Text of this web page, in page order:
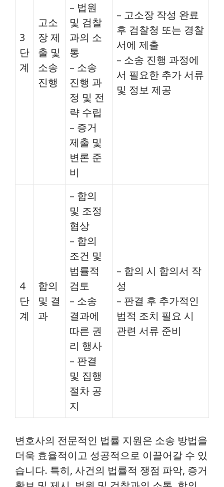
3
단
계
고소
장 제
출 및
소송
진행
– 법원
및 검찰
과의 소
통
– 소송
진행 과
정 및 전
략 수립
– 증거
제출 및
변론 준
비
– 고소장 작성 완료
후 검찰청 또는 경찰
서에 제출
– 소송 진행 과정에
서 필요한 추가 서류
및 정보 제공
4
단
계
합의
및 결
과
– 합의
및 조정
협상
– 합의
조건 및
법률적
검토
– 소송
결과에
따른 권
리 행사
– 판결
및 집행
절차 공
지
– 합의 시 합의서 작
성
– 판결 후 추가적인
법적 조치 필요 시
관련 서류 준비
변호사의 전문적인 법률 지원은 소송 방법을
더욱 효율적이고 성공적으로 이끌어갈 수 있
습니다. 특히, 사건의 법률적 쟁점 파악, 증거